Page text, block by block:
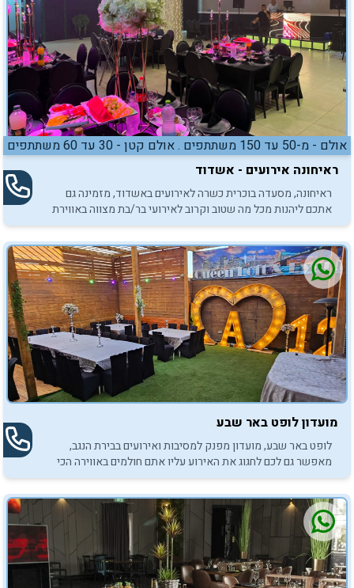
אולם - מ-50 עד 150 משתתפים . אולם קטן - 30 עד 60 משתתפים
ראיחונה אירועים - אשדוד
ראיחונה, מסעדה בוכרית כשרה לאירועים באשדוד, מזמינה גם
אתכם ליהנות מכל מה שטוב וקרוב לאירועי בר/בת מצווה באווירת
בוטיק.
מועדון לופט באר שבע
לופט באר שבע, מועדון מפנק למסיבות ואירועים בבירת הנגב,
מאפשר גם לכם לחגוג את האירוע עליו אתם חולמים באווירה הכי
מיוחדת שיש.